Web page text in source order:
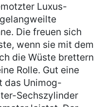
Luxus-
Die freuen sich
wenn sie mit dem
die Wüste brettern
Rolle. Gut eine
das Unimog-
Sechszylinder